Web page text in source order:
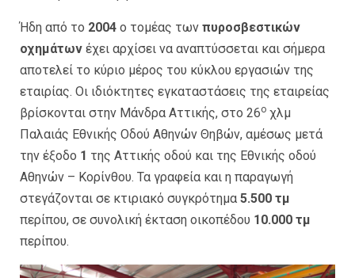
Ήδη από το 2004 ο τομέας των πυροσβεστικών
οχημάτων έχει αρχίσει να αναπτύσσεται και σήμερα
αποτελεί το κύριο μέρος του κύκλου εργασιών της
εταιρίας. Οι ιδιόκτητες εγκαταστάσεις της εταιρείας
βρίσκονται στην Μάνδρα Αττικής, στο 26ο χλμ
Παλαιάς Εθνικής Οδού Αθηνών Θηβών, αμέσως μετά
την έξοδο 1 της Αττικής οδού και της Εθνικής οδού
Αθηνών – Κορίνθου. Τα γραφεία και η παραγωγή
στεγάζονται σε κτιριακό συγκρότημα 5.500 τμ
περίπου, σε συνολική έκταση οικοπέδου 10.000 τμ
περίπου.